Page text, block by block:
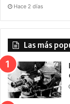
Hace 2 días
Las más